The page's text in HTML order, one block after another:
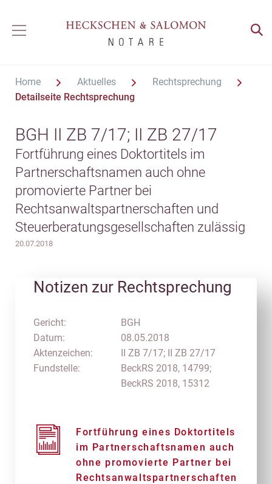
Home Aktuelles
Rechtsprechung
Detailseite Rechtsprechung
BGH II ZB 7/17; II ZB 27/17
Fortführung eines Doktortitels im
Partnerschaftsnamen auch ohne
promovierte Partner bei
Rechtsanwaltspartnerschaften und
Steuerberatungsgesellschaften zulässig
20.07.2018
Notizen zur Rechtsprechung
Gericht:
Datum:
Aktenzeichen:
Fundstelle:
BGH
08.05.2018
II ZB 7/17; II ZB 27/17
BeckRS 2018, 14799;
BeckRS 2018, 15312
Fortführung eines Doktortitels
im Partnerschaftsnamen auch
ohne promovierte Partner bei
Rechtsanwaltspartnerschaften